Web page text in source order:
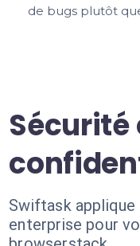
de bugs plutôt
Sécurité
Swiftask
enterprise pour